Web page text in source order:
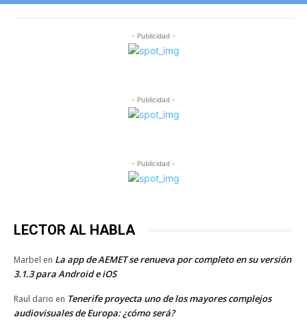
- Publicidad -
- Publicidad -
- Publicidad -
LECTOR AL HABLA
Marbel en La app de AEMET se renueva por completo en su versión
3.1.3 para Android e iOS
Raul dario en Tenerife proyecta uno de los mayores complejos
audiovisuales de Europa: ¿cómo será?